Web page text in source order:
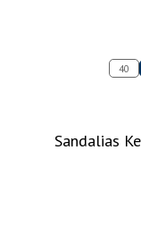
40
Sandalias